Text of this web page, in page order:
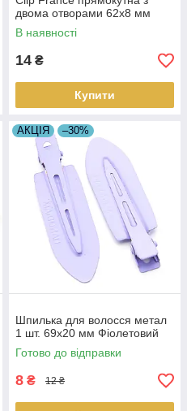
двома отворами 62х8 мм
Платина 1 шт.
В наявності
14 ₴
Купити
АКЦІЯ –30%
Шпилька для волосся метал
1 шт. 69х20 мм Фіолетовий
Готово до відправки
8 ₴ 12 ₴